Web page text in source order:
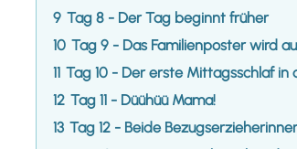
9 Tag 8 - Der Tag beginnt früher
10 Tag 9 - Das Familienposter wird
11 Tag 10 - Der erste Mittagsschlaf in
12 Tag 11 - Düühüü Mama!
13 Tag 12 - Beide